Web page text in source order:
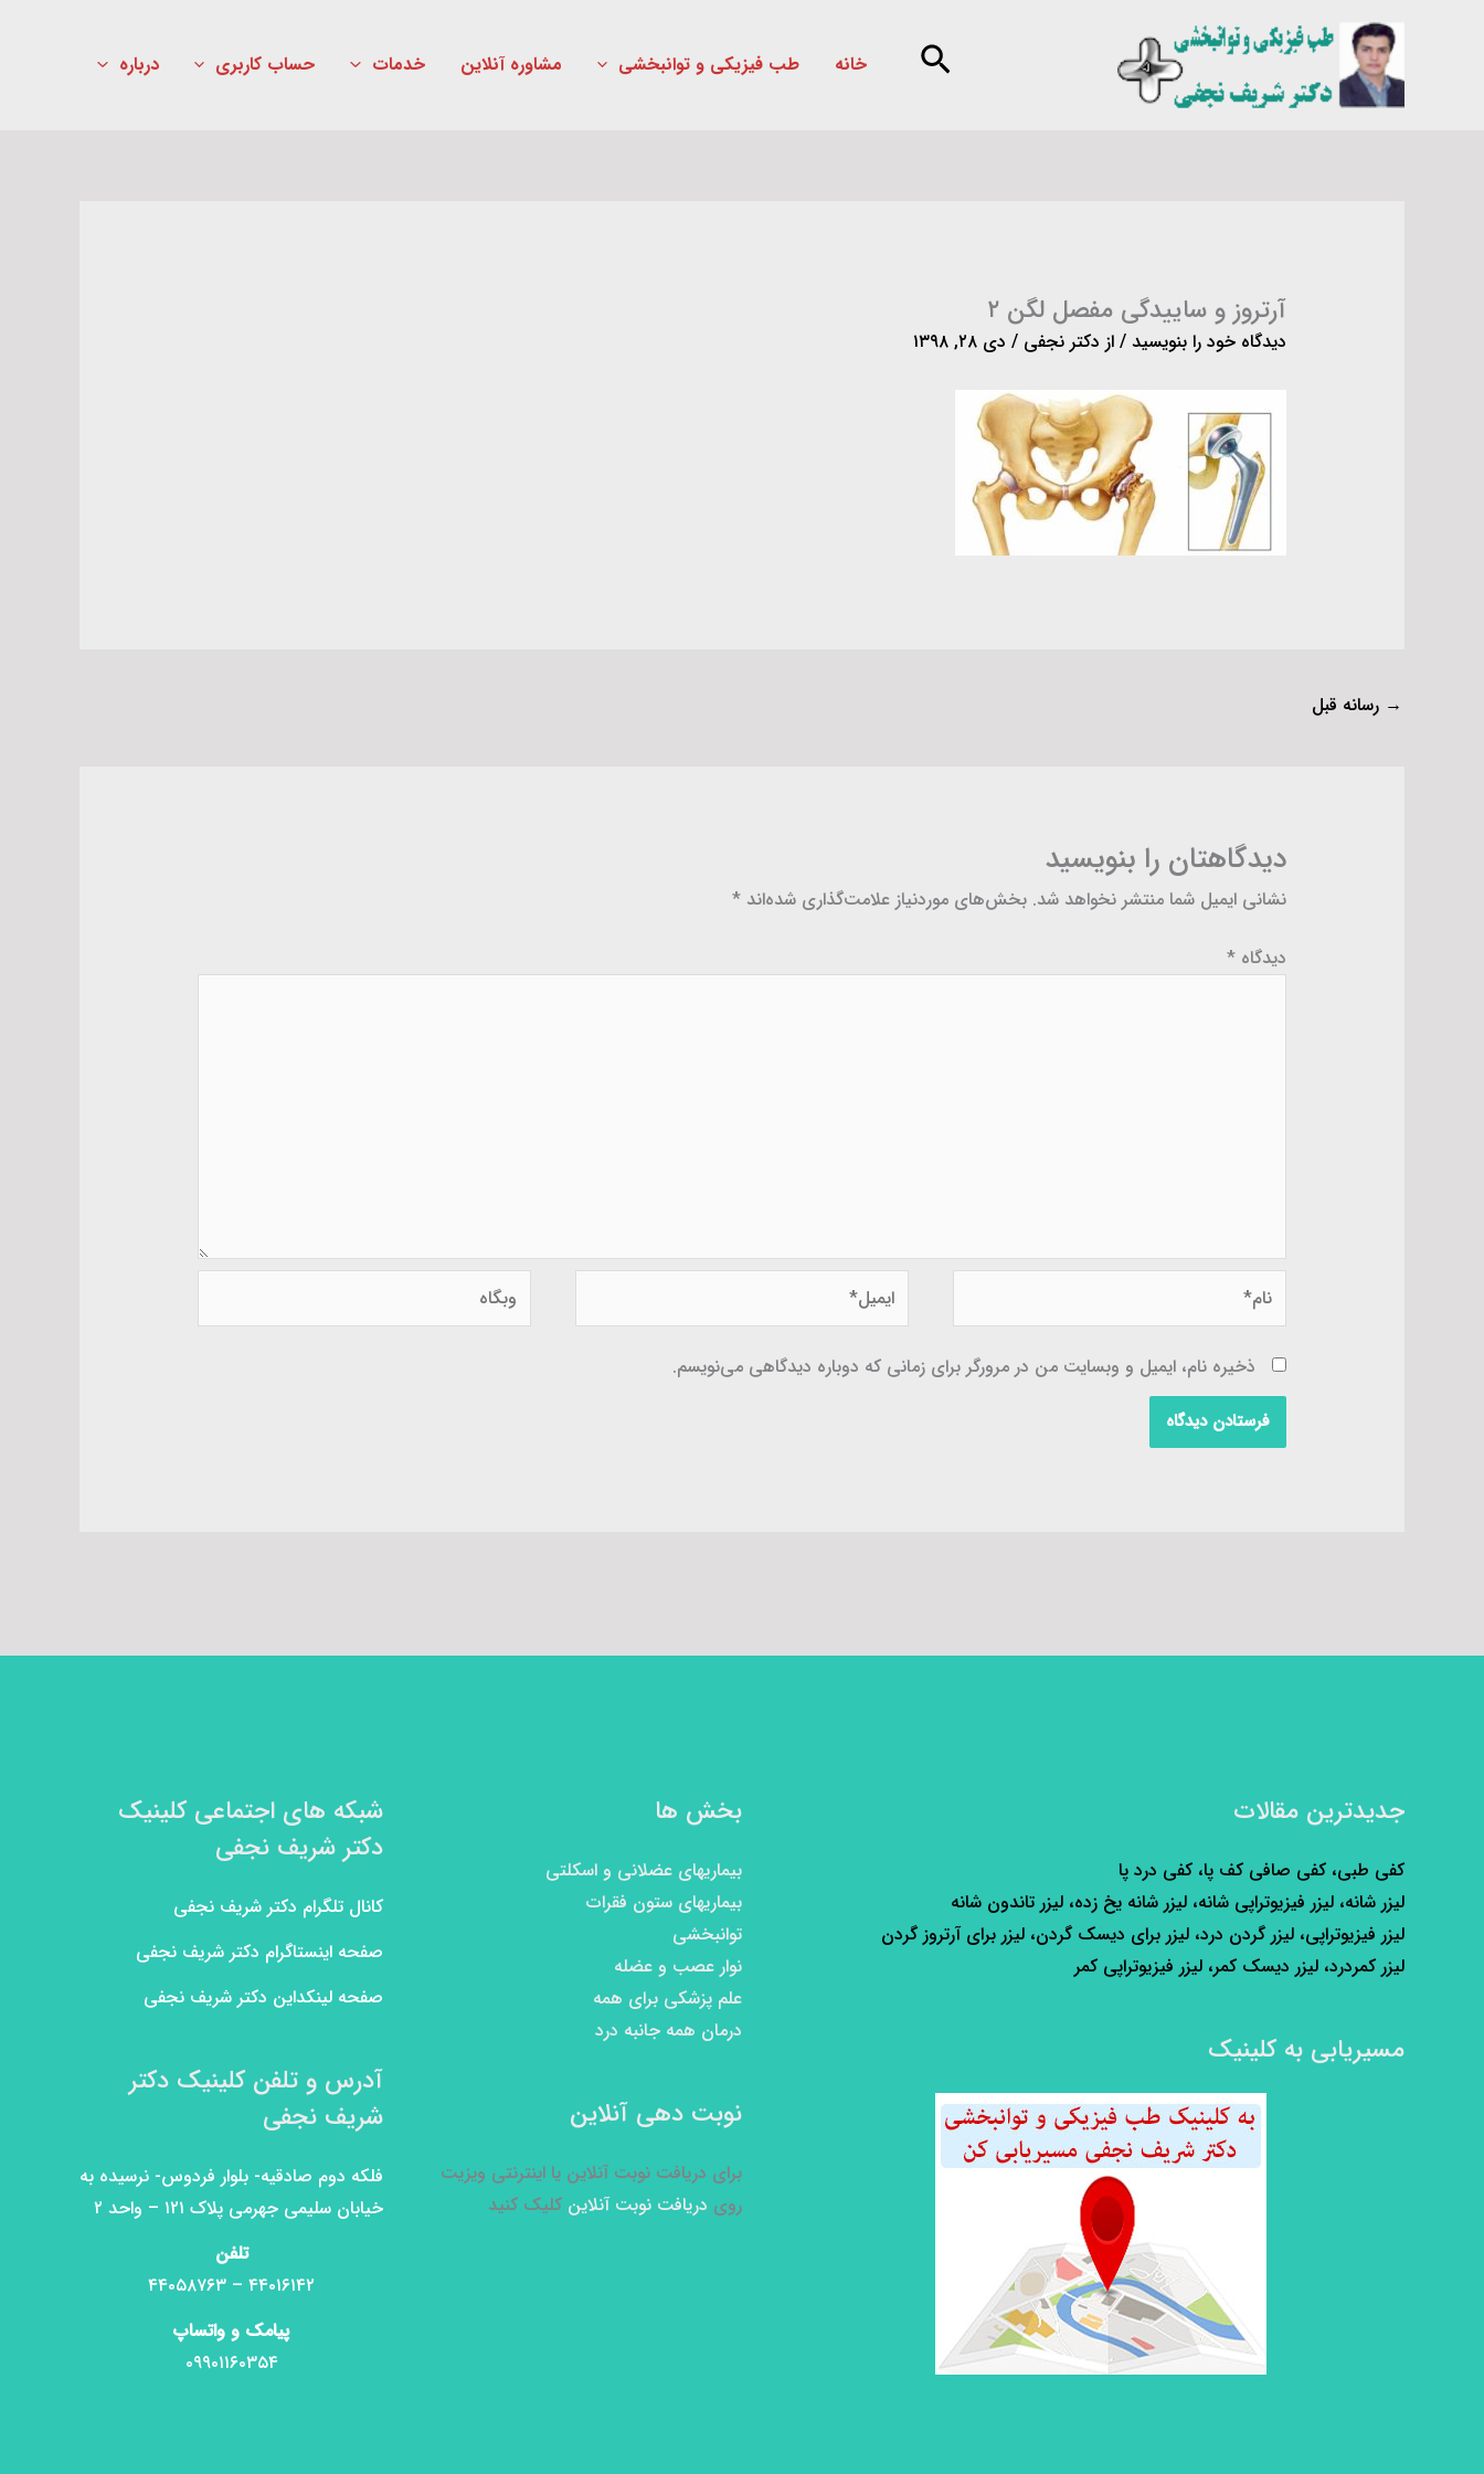
خانه طب فیزیکی و توانبخشی مشاوره آنلاین خدمات حساب کاربری درباره
آرتروز و ساییدگی مفصل لگن ۲
دیدگاه‌ خود را بنویسید / از دکتر نجفی / دی ۲۸, ۱۳۹۸
→ رسانه قبل
دیدگاهتان را بنویسید
نشانی ایمیل شما منتشر نخواهد شد. بخش‌های موردنیاز علامت‌گذاری شده‌اند *
دیدگاه *
نام* ایمیل* وبگاه
ذخیره نام، ایمیل و وبسایت من در مرورگر برای زمانی که دوباره دیدگاهی می‌نویسم.
جدیدترین مقالات
کفی طبی، کفی صافی کف پا، کفی درد پا
لیزر شانه، لیزر فیزیوتراپی شانه، لیزر شانه یخ زده، لیزر تاندون شانه
لیزر فیزیوتراپی، لیزر گردن درد، لیزر برای دیسک گردن، لیزر برای آرتروز گردن
لیزر کمردرد، لیزر دیسک کمر، لیزر فیزیوتراپی کمر
مسیریابی به کلینیک
بخش ها
بیماریهای عضلانی و اسکلتی
بیماریهای ستون فقرات
توانبخشی
نوار عصب و عضله
علم پزشکی برای همه
درمان همه جانبه درد
نوبت دهی آنلاین
برای دریافت نوبت آنلاین یا اینترنتی ویزیت
روی دریافت نوبت آنلاین کلیک کنید
شبکه های اجتماعی کلینیک
دکتر شریف نجفی
کانال تلگرام دکتر شریف نجفی
صفحه اینستاگرام دکتر شریف نجفی
صفحه لینکداین دکتر شریف نجفی
آدرس و تلفن کلینیک دکتر
شریف نجفی
فلکه دوم صادقیه- بلوار فردوس- نرسیده به
خیابان سلیمی جهرمی پلاک ۱۲۱ – واحد ۲
تلفن
۴۴۰۱۶۱۴۲ – ۴۴۰۵۸۷۶۳
پیامک و واتساپ
۰۹۹۰۱۱۶۰۳۵۴